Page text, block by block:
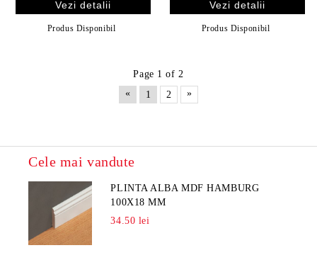
Vezi detalii
Produs Disponibil
Vezi detalii
Produs Disponibil
Page 1 of 2
«
1 2 »
Cele mai vandute
PLINTA ALBA MDF HAMBURG
100X18 MM
34.50 lei